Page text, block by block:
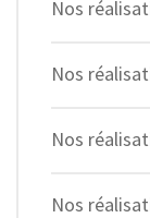
Nos
Nos
Nos
Nos